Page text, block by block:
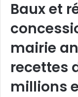
Baux et
mairie
recettes
millions